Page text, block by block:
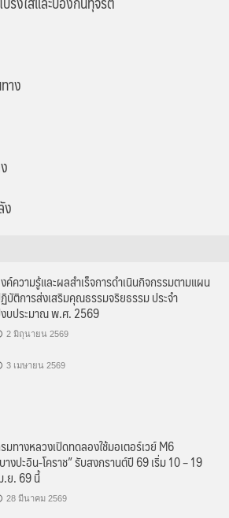
าง
ง
ค์ความรู้และผลสำเร็จการดำเนินกิจกรรมตามแผน
บัติการส่งเสริมคุณธรรมจริยธรรม ประจำ
บประมาณ พ.ศ. 2569
2 มิถุนายน 2569
3 เมษายน 2569
มทางหลวงเปิดทดลองใช้มอเตอร์เวย์ M6
างปะอิน-โคราช” รับสงกรานต์ปี 69 เริ่ม 10 – 19
.ย. 69 นี้
28 มีนาคม 2569